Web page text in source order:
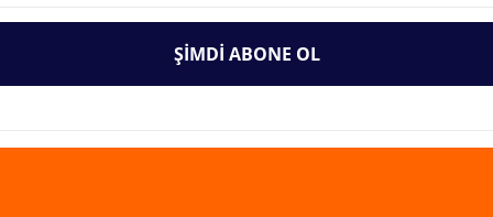
Gönder
ŞİMDİ ABONE OL